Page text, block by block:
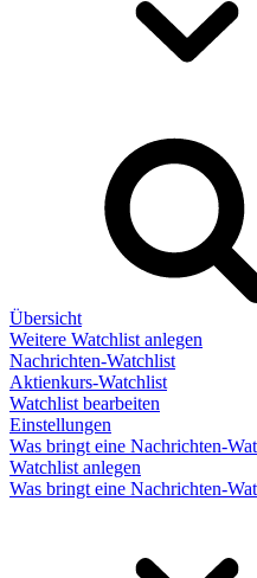
Übersicht
Weitere Watchlist anlegen
Nachrichten-Watchlist
Aktienkurs-Watchlist
Watchlist bearbeiten
Einstellungen
Was bringt eine Nachrichten-
Watchlist anlegen
Was bringt eine Nachrichten-